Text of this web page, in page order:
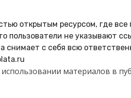
открытым ресурсом, где
пользователи не указывают
снимает с себя всю
материалов в